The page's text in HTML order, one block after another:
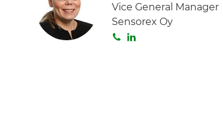
Vice General Manager
Sensorex Oy
S L